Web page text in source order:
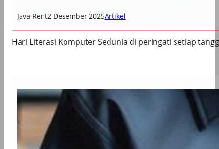
Java Rent2 Desember 2025Artikel
Hari Literasi Komputer Sedunia di peringati setiap